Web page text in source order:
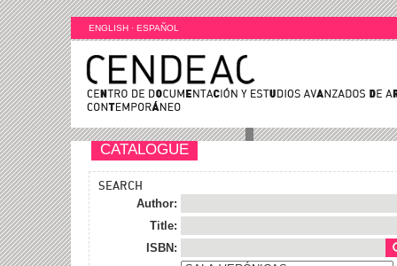
ENGLISH · ESPAÑOL
CATALOGUE
SEARCH
Author:
Title:
ISBN: